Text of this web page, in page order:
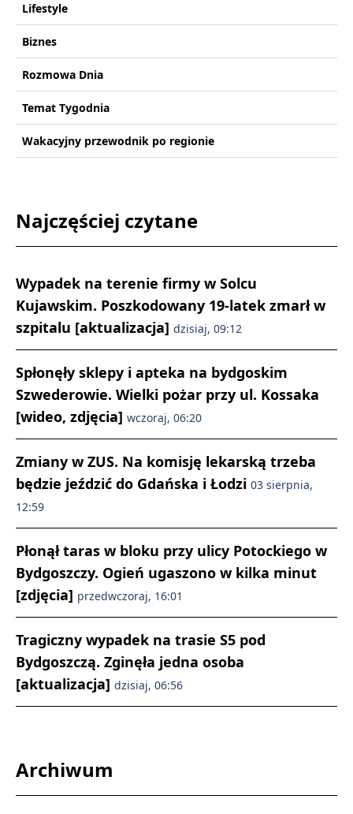
Lifestyle
Biznes
Rozmowa Dnia
Temat Tygodnia
Wakacyjny przewodnik po regionie
Najczęściej czytane
Wypadek na terenie firmy w Solcu
Kujawskim. Poszkodowany 19-latek zmarł w
szpitalu [aktualizacja] dzisiaj, 09:12
Spłonęły sklepy i apteka na bydgoskim
Szwederowie. Wielki pożar przy ul. Kossaka
[wideo, zdjęcia] wczoraj, 06:20
Zmiany w ZUS. Na komisję lekarską trzeba
będzie jeździć do Gdańska i Łodzi 03 sierpnia,
12:59
Płonął taras w bloku przy ulicy Potockiego w
Bydgoszczy. Ogień ugaszono w kilka minut
[zdjęcia] przedwczoraj, 16:01
Tragiczny wypadek na trasie S5 pod
Bydgoszczą. Zginęła jedna osoba
[aktualizacja] dzisiaj, 06:56
Archiwum